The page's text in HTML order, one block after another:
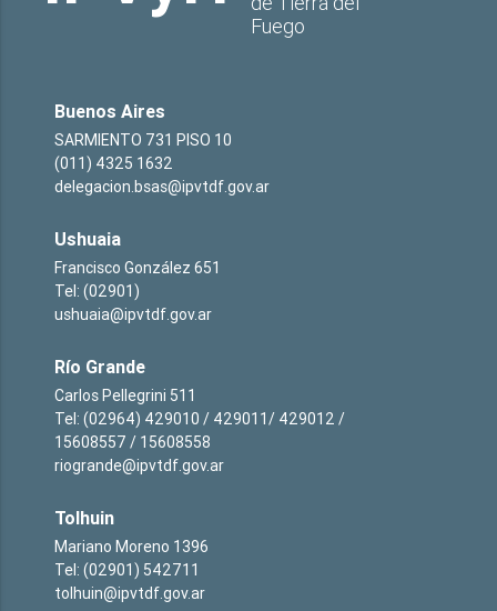
Fuego
Buenos Aires
SARMIENTO 731 PISO 10
(011) 4325 1632
delegacion.bsas@ipvtdf.gov.ar
Ushuaia
Francisco González 651
Tel: (02901)
ushuaia@ipvtdf.gov.ar
Río Grande
Carlos Pellegrini 511
Tel: (02964) 429010 / 429011/ 429012 /
15608557 / 15608558
riogrande@ipvtdf.gov.ar
Tolhuin
Mariano Moreno 1396
Tel: (02901) 542711
tolhuin@ipvtdf.gov.ar